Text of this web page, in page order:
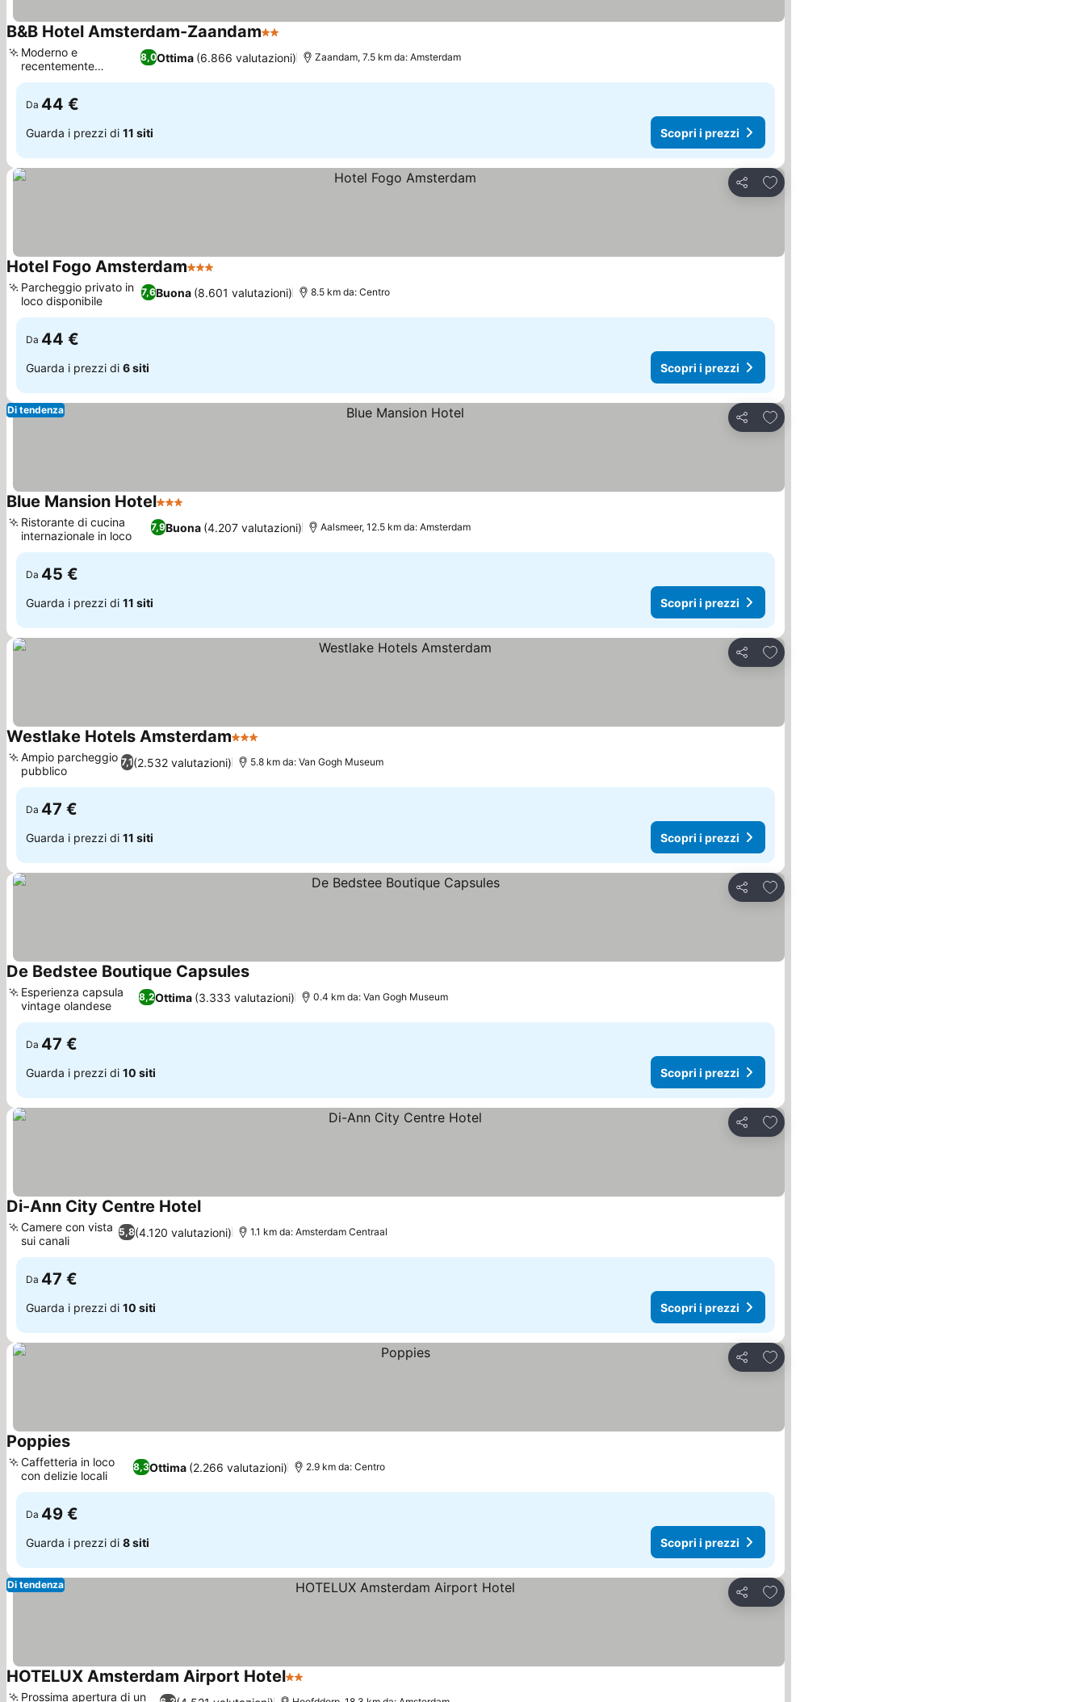
B&B Hotel Amsterdam-Zaandam2 Stelle
8,0Ottima (6.866 valutazioni)
Moderno e
recentemente
ristrutturato
Zaandam, 7.5 km da: Amsterdam
Da 44 €
Guarda i prezzi di 11 siti Scopri i prezzi
Condividi
Aggiungi ai preferiti
Hotel Fogo Amsterdam3 Stelle
7,6Buona (8.601 valutazioni)
Parcheggio privato in
loco disponibile
8.5 km da: Centro
Da 44 €
Guarda i prezzi di 6 siti Scopri i prezzi
Condividi
Aggiungi ai preferiti
Di tendenza
Blue Mansion Hotel3 Stelle
7,9Buona (4.207 valutazioni)
Ristorante di cucina
internazionale in loco
Aalsmeer, 12.5 km da: Amsterdam
Da 45 €
Guarda i prezzi di 11 siti Scopri i prezzi
Condividi
Aggiungi ai preferiti
Westlake Hotels Amsterdam3 Stelle
7,1(2.532 valutazioni)
Ampio parcheggio
pubblico
5.8 km da: Van Gogh Museum
Da 47 €
Guarda i prezzi di 11 siti Scopri i prezzi
Condividi
Aggiungi ai preferiti
De Bedstee Boutique CapsulesScopri i prezzi
8,2Ottima (3.333 valutazioni)
Esperienza capsula
vintage olandese
0.4 km da: Van Gogh Museum
Da 47 €
Guarda i prezzi di 10 siti Scopri i prezzi
Condividi
Aggiungi ai preferiti
Di-Ann City Centre HotelScopri i prezzi
5,8(4.120 valutazioni)
Camere con vista
sui canali
1.1 km da: Amsterdam Centraal
Da 47 €
Guarda i prezzi di 10 siti Scopri i prezzi
Condividi
Aggiungi ai preferiti
PoppiesScopri i prezzi
8,3Ottima (2.266 valutazioni)
Caffetteria in loco
con delizie locali
2.9 km da: Centro
Da 49 €
Guarda i prezzi di 8 siti Scopri i prezzi
Condividi
Aggiungi ai preferiti
Di tendenza
HOTELUX Amsterdam Airport Hotel2 Stelle
Prossima apertura di un